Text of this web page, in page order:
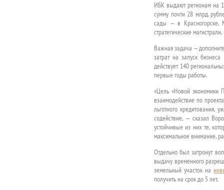
ИБК выдают регионам на
сумму почти 28 млрд.
сады — в Красногорске,
стратегические
Важная задача —
затрат на запуск
действует 140
первые годы работы.
«Цель «Новой экономики
взаимодействие по
льготного
содействие, — сказал
устойчивые из них те,
максимальное внимание,
Отдельно был затронут
выдачу временного
земельный участок на
получить на срок до 5 лет.